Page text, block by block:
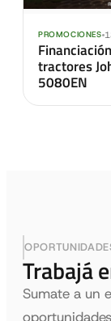
PROMOCIONES
tractores
5080EN
Trabajá
Sumate a un